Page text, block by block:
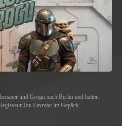
und Grogu nach Berlin und hatten
Jon Favreau im Gepäck.